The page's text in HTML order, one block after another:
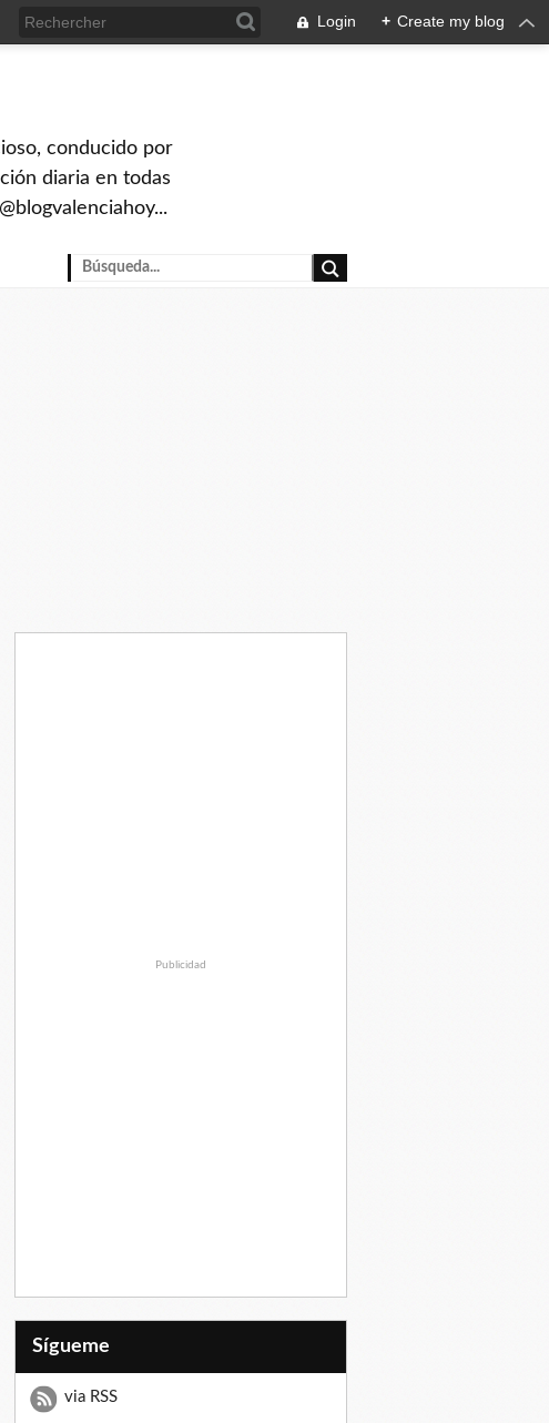
Login + Create my blog
conducido por
diaria en todas
Publicidad
Sígueme
via RSS